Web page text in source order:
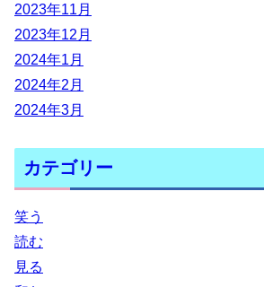
2023年11月
2023年12月
2024年1月
2024年2月
2024年3月
カテゴリー
笑う
読む
見る